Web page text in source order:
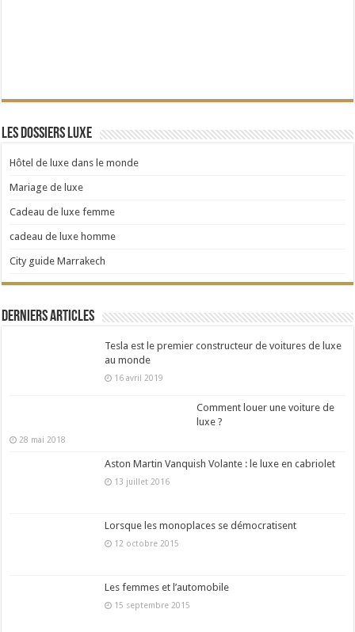
Les dossiers Luxe
Hôtel de luxe dans le monde
Mariage de luxe
Cadeau de luxe femme
cadeau de luxe homme
City guide Marrakech
Derniers articles
Tesla est le premier constructeur de voitures de luxe
au monde
16 avril 2019
Comment louer une voiture de
luxe ?
28 mai 2018
Aston Martin Vanquish Volante : le luxe en cabriolet
13 juillet 2016
Lorsque les monoplaces se démocratisent
12 octobre 2015
Les femmes et l’automobile
15 septembre 2015